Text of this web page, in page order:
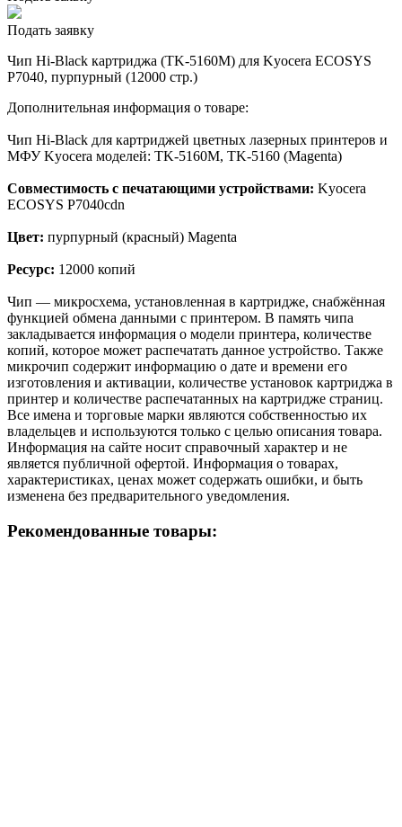
Подать заявку
Чип Hi-Black картриджа (TK-5160M) для Kyocera ECOSYS
P7040, пурпурный (12000 стр.)
Дополнительная информация о товаре:
Чип Hi-Black для картриджей цветных лазерных принтеров и
МФУ Kyocera моделей: TK-5160M, TK-5160 (Magenta)
Совместимость с печатающими устройствами: Kyocera
ECOSYS P7040cdn
Цвет: пурпурный (красный) Magenta
Ресурс: 12000 копий
Чип — микросхема, установленная в картридже, снабжённая
функцией обмена данными с принтером. В память чипа
закладывается информация о модели принтера, количестве
копий, которое может распечатать данное устройство. Также
микрочип содержит информацию о дате и времени его
изготовления и активации, количестве установок картриджа в
принтер и количестве распечатанных на картридже страниц.
Все имена и торговые марки являются собственностью их
владельцев и используются только с целью описания товара.
Информация на сайте носит справочный характер и не
является публичной офертой. Информация о товарах,
характеристиках, ценах может содержать ошибки, и быть
изменена без предварительного уведомления.
Рекомендованные товары: